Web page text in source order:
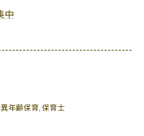
中
異年齢保育 保育士